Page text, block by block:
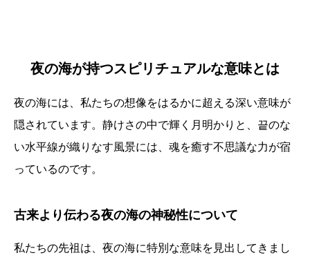
夜の海が持つスピリチュアルな意味とは
夜の海には、私たちの想像をはるかに超える深い意味が
隠されています。静けさの中で輝く月明かりと、끝のな
い水平線が織りなす風景には、魂を癒す不思議な力が宿
っているのです。
古来より伝わる夜の海の神秘性について
私たちの先祖は、夜の海に特別な意味を見出してきまし